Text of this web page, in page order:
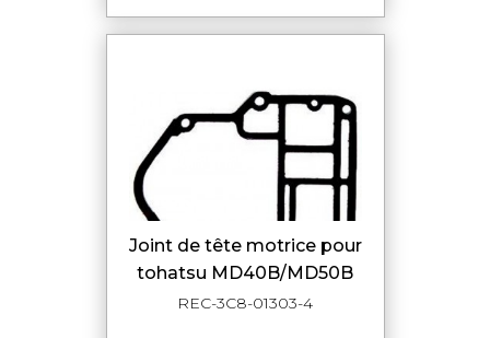
joint de tête motrice pour
tohatsu MD40B/MD50B
REC-3C8-01303-4